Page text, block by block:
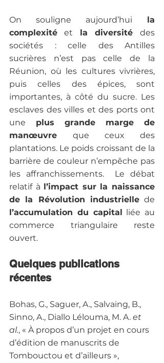
On souligne aujourd’hui la
complexité et la diversité des
sociétés : celle des Antilles
sucrières n’est pas celle de la
Réunion, où les cultures vivrières,
puis celles des épices, sont
importantes, à côté du sucre. Les
esclaves des villes et des ports ont
une plus grande marge de
manœuvre que ceux des
plantations. Le poids croissant de la
barrière de couleur n’empêche pas
les affranchissements.  Le débat
relatif à l’impact sur la naissance
de la Révolution industrielle
l’accumulation du capital liée au
commerce triangulaire reste
ouvert.
Quelques publications
récentes
Bohas, G., Saguer, A., Salvaing, B.,
Sinno, A., Diallo Lélouma, M. A. et
al., « À propos d’un projet en cours
d’édition de manuscrits de
Tombouctou et d’ailleurs »,